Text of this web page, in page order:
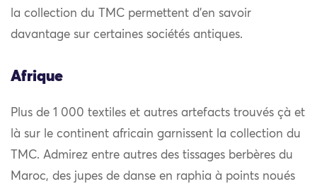
la collection du TMC permettent d’en savoir
davantage sur certaines sociétés antiques.
Afrique
Plus de 1 000 textiles et autres artefacts trouvés çà et
là sur le continent africain garnissent la collection du
TMC. Admirez entre autres des tissages berbères du
Maroc, des jupes de danse en raphia à points noués